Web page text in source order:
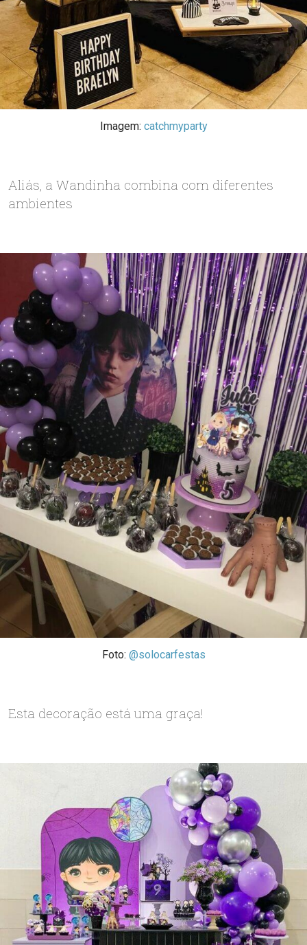
Imagem: catchmyparty
Aliás, a Wandinha combina com diferentes
ambientes
Foto: @solocarfestas
Esta decoração está uma graça!